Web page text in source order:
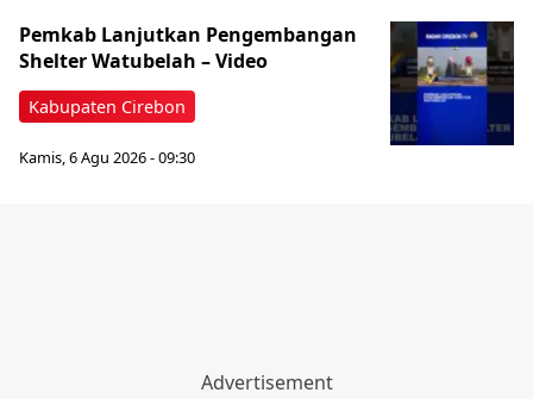
Kabupaten Cirebon
‎Pemkab Lanjutkan Pengembangan
Shelter Watubelah – Video
Kamis, 6 Agu 2026 - 09:30